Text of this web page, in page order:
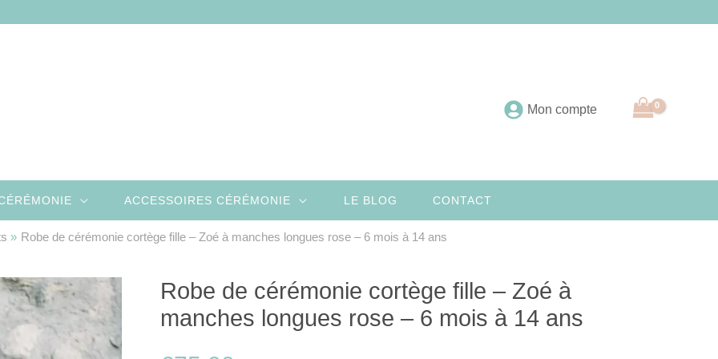
Mon compte
ACCESSOIRES CÉRÉMONIE LE BLOG CONTACT
Robe de cérémonie cortège fille – Zoé à manches longues rose – 6 mois à 14 ans
Robe de cérémonie cortège fille – Zoé à
manches longues rose – 6 mois à 14 ans